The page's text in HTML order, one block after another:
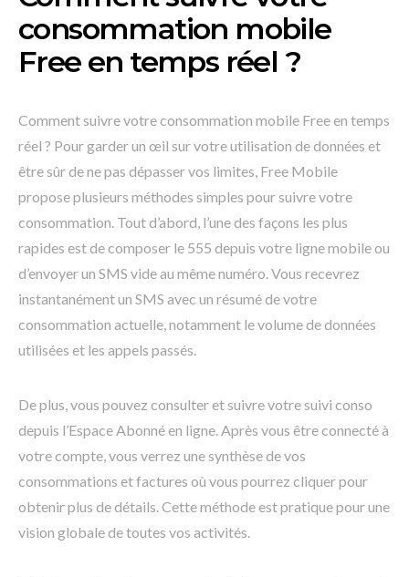
consommation mobile
Free en temps réel ?
Comment suivre votre consommation mobile Free en temps
réel ? Pour garder un œil sur votre utilisation de données et
être sûr de ne pas dépasser vos limites, Free Mobile
propose plusieurs méthodes simples pour suivre votre
consommation. Tout d’abord, l’une des façons les plus
rapides est de composer le 555 depuis votre ligne mobile ou
d’envoyer un SMS vide au même numéro. Vous recevrez
instantanément un SMS avec un résumé de votre
consommation actuelle, notamment le volume de données
utilisées et les appels passés.
De plus, vous pouvez consulter et suivre votre suivi conso
depuis l’Espace Abonné en ligne. Après vous être connecté à
votre compte, vous verrez une synthèse de vos
consommations et factures où vous pourrez cliquer pour
obtenir plus de détails. Cette méthode est pratique pour une
vision globale de toutes vos activités.